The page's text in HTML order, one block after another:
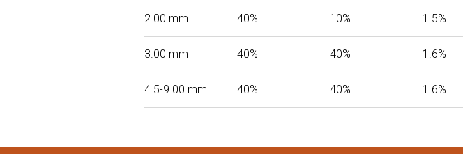
2.00 mm 40% 10% 1.5%
3.00 mm 40% 40% 1.6%
4.5-9.00 mm 40% 40% 1.6%